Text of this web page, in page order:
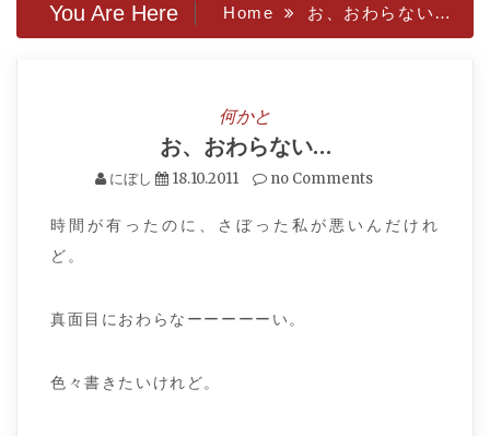
You Are Here Home お、おわらない…
何かと
お、おわらない…
にぼし 18.10.2011 no Comments
時間が有ったのに、さぼった私が悪いんだけれ
ど。
真面目におわらなーーーーーい。
色々書きたいけれど。